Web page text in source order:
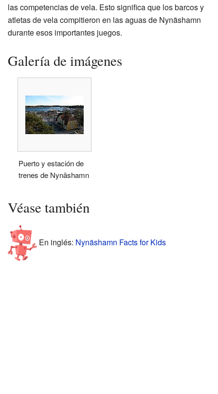
las competencias de vela. Esto significa que los barcos y
atletas de vela compitieron en las aguas de Nynäshamn
durante esos importantes juegos.
Galería de imágenes
Puerto y estación de
trenes de Nynäshamn
Véase también
En inglés: Nynäshamn Facts for Kids